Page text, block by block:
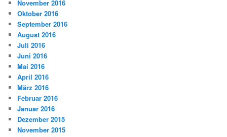
November 2016
Oktober 2016
September 2016
August 2016
Juli 2016
Juni 2016
Mai 2016
April 2016
März 2016
Februar 2016
Januar 2016
Dezember 2015
November 2015